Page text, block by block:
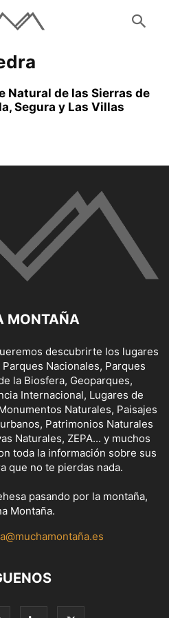
Natural de las Sierras de
Segura y Las Villas
MONTAÑA
descubrirte los lugares
Nacionales, Parques
la Biosfera, Geoparques,
Internacional, Lugares de
Naturales, Paisajes
Patrimonios Naturales
Naturales, ZEPA... y muchos
toda la información sobre sus
que no te pierdas nada.
pasando por la montaña,
Montaña.